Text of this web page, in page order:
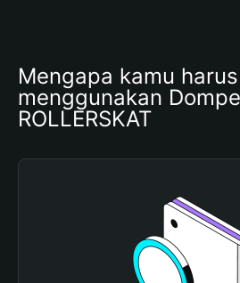
Mengapa kamu harus
menggunakan
ROLLERSKAT